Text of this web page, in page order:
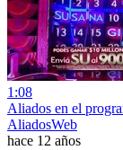
1:08
Aliados en el
AliadosWeb
hace 12 años